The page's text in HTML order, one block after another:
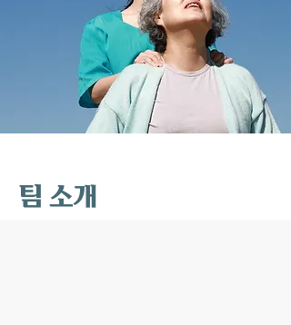
​팀 소개